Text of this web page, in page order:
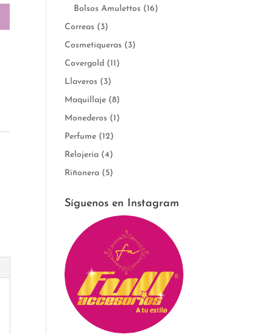
Bolsos Amulettos (16)
Correas (3)
Cosmetiqueras (3)
Covergold (11)
Llaveros (3)
Maquillaje (8)
Monederos (1)
Perfume (12)
Relojería (4)
Riñonera (5)
Síguenos en Instagram